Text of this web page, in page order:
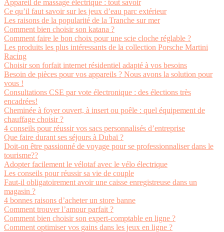
Appareil de massage électrique : tout savoir
Ce qu’il faut savoir sur les jeux d’eau parc extérieur
Les raisons de la popularité de la Tranche sur mer
Comment bien choisir son katana ?
Comment faire le bon choix pour une scie cloche réglable ?
Les produits les plus intéressants de la collection Porsche Martini
Racing
Choisir son forfait internet résidentiel adapté à vos besoins
Besoin de pièces pour vos appareils ? Nous avons la solution pour
vous !
Consultations CSE par vote électronique : des élections très
encadrées!
Cheminée à foyer ouvert, à insert ou poêle : quel équipement de
chauffage choisir ?
4 conseils pour réussir vos sacs personnalisés d’entreprise
Que faire durant ses séjours à Dubaï ?
Doit-on être passionné de voyage pour se professionnaliser dans le
tourisme??
Adopter facilement le vélotaf avec le vélo électrique
Les conseils pour réussir sa vie de couple
Faut-il obligatoirement avoir une caisse enregistreuse dans un
magasin ?
4 bonnes raisons d’acheter un store banne
Comment trouver l’amour parfait ?
Comment bien choisir son expert-comptable en ligne ?
Comment optimiser vos gains dans les jeux en ligne ?